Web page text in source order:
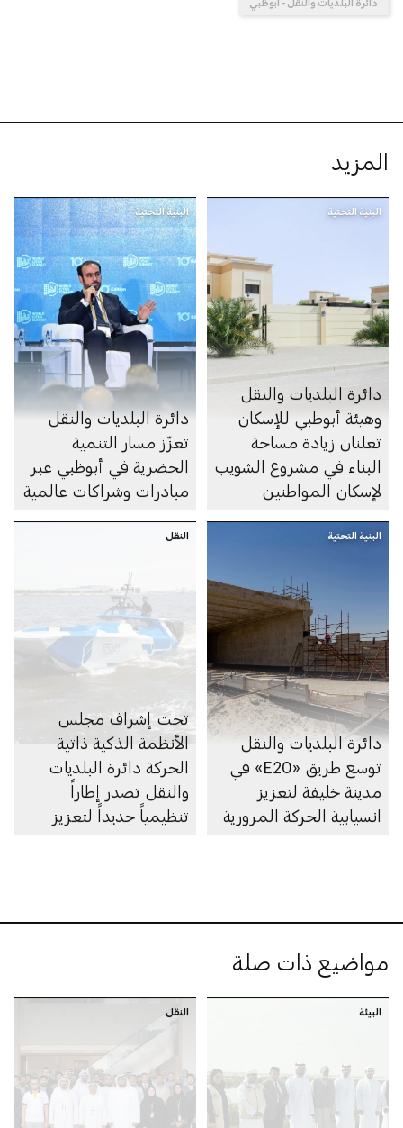
المزيد
البنية التحتية
دائرة البلديات والنقل
وهيئة أبوظبي للإسكان
تعلنان زيادة مساحة
البناء في مشروع الشويب
لإسكان المواطنين
البنية التحتية
دائرة البلديات والنقل
تعزّز مسار التنمية
الحضرية في أبوظبي عبر
مبادرات وشراكات عالمية
البنية التحتية
دائرة البلديات والنقل
توسع طريق «E20» في
مدينة خليفة لتعزيز
انسيابية الحركة المرورية
النقل
تحت إشراف مجلس
الأنظمة الذكية ذاتية
الحركة دائرة البلديات
والنقل تصدر إطاراً
تنظيمياً جديداً لتعزيز
مواضيع ذات صلة
البيئة النقل